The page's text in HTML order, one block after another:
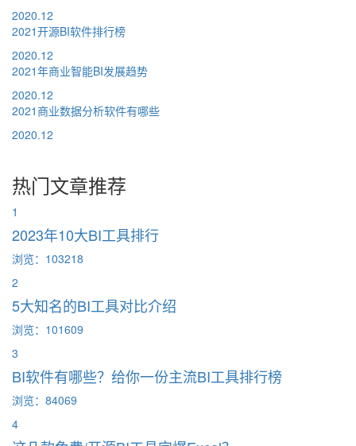
2020.12
2021开源BI软件排行榜
2020.12
2021年商业智能BI发展趋势
2020.12
2021商业数据分析软件有哪些
2020.12
热门文章推荐
1
2023年10大BI工具排行
浏览：103218
2
5大知名的BI工具对比介绍
浏览：101609
3
BI软件有哪些？给你一份主流BI工具排行榜
浏览：84069
4